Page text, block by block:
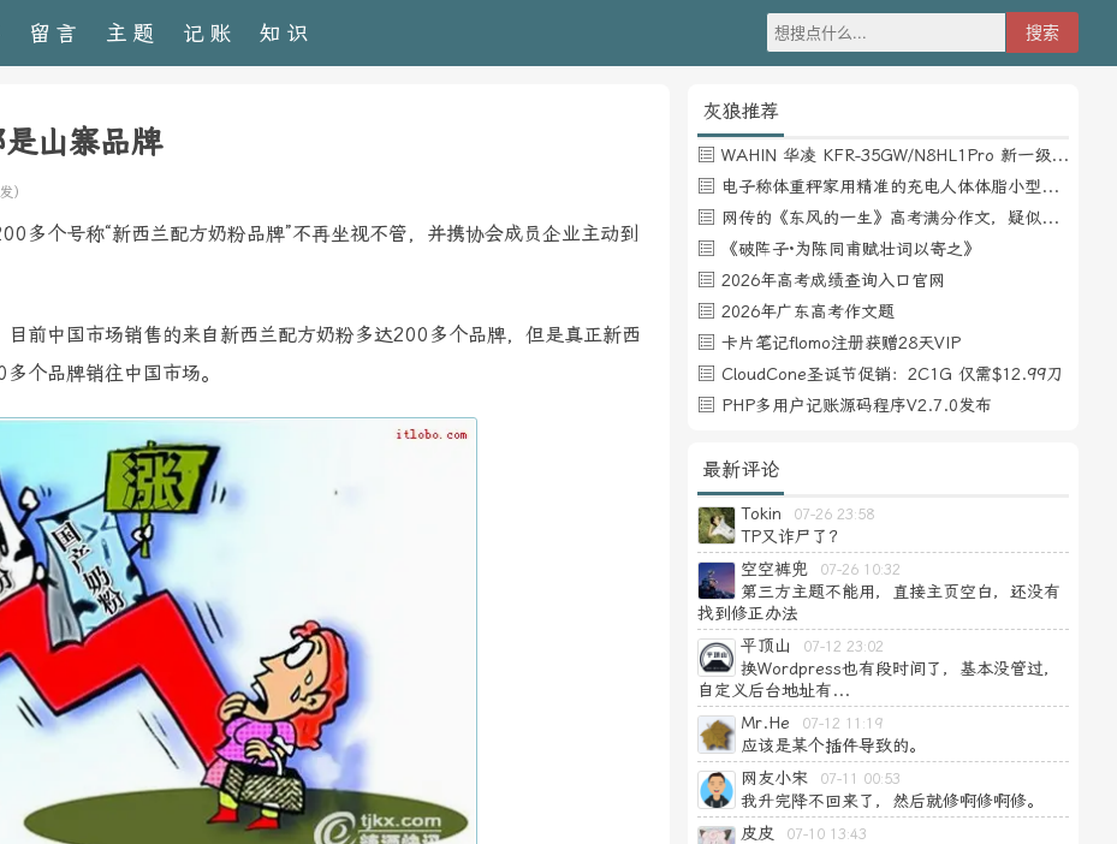
留言 主题 记账 知识
山寨品牌
）
多个号称“新西兰配方奶粉品牌”不再坐视不管，并携协会成员企业主动到
前中国市场销售的来自新西兰配方奶粉多达200多个品牌，但是真正新西
个品牌销往中国市场。
灰狼推荐
WAHIN 华凌 KFR-35GW/N8HL1Pro 新一级能效 壁挂式空调 1.5匹
电子称体重秤家用精准的充电人体体脂小型称重支持HUAWEI HiLink
网传的《东风的一生》高考满分作文，疑似自媒体或其他渠道炒作
《破阵子·为陈同甫赋壮词以寄之》
2026年高考成绩查询入口官网
2026年广东高考作文题
卡片笔记flomo注册获赠28天VIP
CloudCone圣诞节促销：2C1G 仅需$12.99刀
PHP多用户记账源码程序V2.7.0发布
最新评论
Tokin 07-26 23:58
TP又诈尸了？
空空裤兜
07-26 10:32
第三方主题不能用，直接主页空白，还没有
找到修正办法
平顶山
07-12 23:02
换Wordpress也有段时间了，基本没管过，
自定义后台地址有...
Mr.He
07-12 11:19
应该是某个插件导致的。
网友小宋
07-11 00:53
我升完降不回来了，然后就修啊修啊修。
皮皮
07-10 13:43